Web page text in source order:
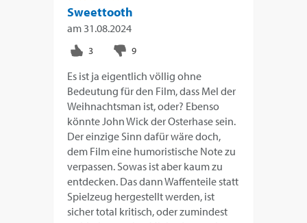
Sweettooth
am 31.08.2024
Es ist ja eigentlich völlig ohne
Bedeutung für den Film, dass Mel der
Weihnachtsman ist, oder? Ebenso
könnte John Wick der Osterhase sein.
Der einzige Sinn dafür wäre doch,
dem Film eine humoristische Note zu
verpassen. Sowas ist aber kaum zu
entdecken. Das dann Waffenteile statt
Spielzeug hergestellt werden, ist
sicher total kritisch, oder zumindest